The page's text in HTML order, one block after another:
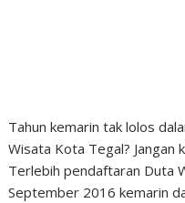
Tahun kemarin tak lolos
Wisata Kota Tegal? Jangan
Terlebih pendaftaran Duta
September 2016 kemarin